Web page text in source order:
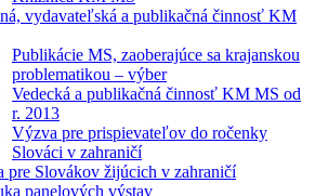
vydavateľská a publikačná činnosť KM
Publikácie MS, zaoberajúce sa krajanskou
problematikou – výber
Vedecká a publikačná činnosť KM MS od
r. 2013
Výzva pre prispievateľov do ročenky
Slováci v zahraničí
pre Slovákov žijúcich v zahraničí
panelových výstav